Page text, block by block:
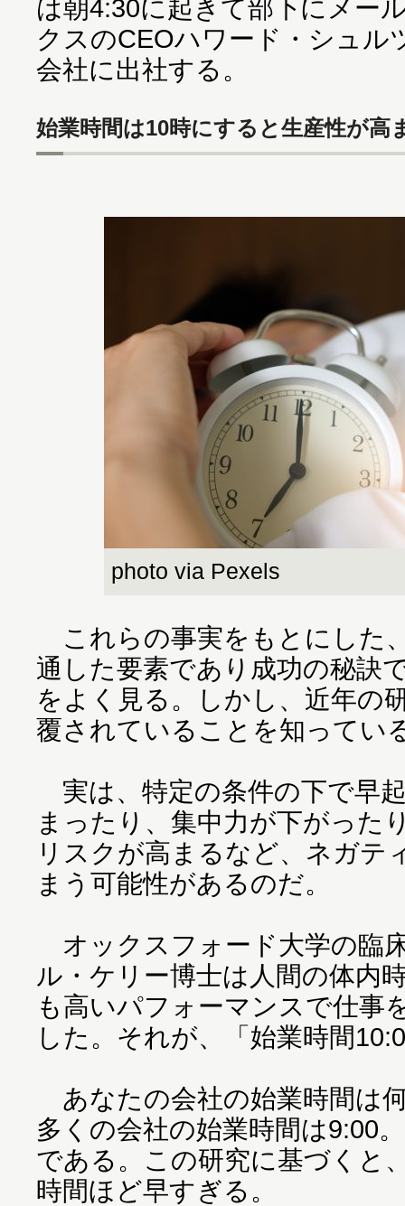
は朝4:30に起きて部下にメー
クスのCEOハワード・シュル
会社に出社する。
始業時間は10時にすると生産性が高
photo via Pexels
これらの事実をもとにした
通した要素であり成功の秘訣
をよく見る。しかし、近年の
覆されていることを知ってい
実は、特定の条件の下で早
まったり、集中力が下がった
リスクが高まるなど、ネガテ
まう可能性があるのだ。
オックスフォード大学の臨
ル・ケリー博士は人間の体内
も高いパフォーマンスで仕事
した。それが、「始業時間
あなたの会社の始業時間は
多くの会社の始業時間は9:00
である。この研究に基づくと
時間ほど早すぎる。